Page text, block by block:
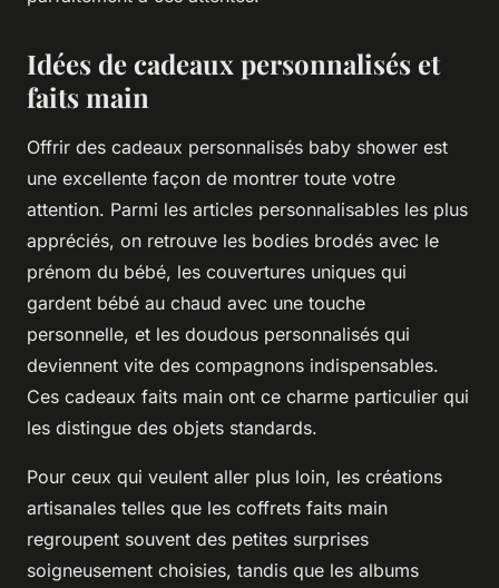
Idées de cadeaux personnalisés et
faits main
Offrir des cadeaux personnalisés baby shower est
une excellente façon de montrer toute votre
attention. Parmi les articles personnalisables les plus
appréciés, on retrouve les bodies brodés avec le
prénom du bébé, les couvertures uniques qui
gardent bébé au chaud avec une touche
personnelle, et les doudous personnalisés qui
deviennent vite des compagnons indispensables.
Ces cadeaux faits main ont ce charme particulier qui
les distingue des objets standards.
Pour ceux qui veulent aller plus loin, les créations
artisanales telles que les coffrets faits main
regroupent souvent des petites surprises
soigneusement choisies, tandis que les albums